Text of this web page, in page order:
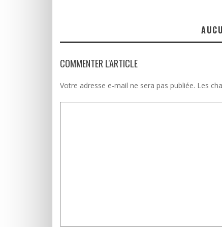
COMMENTER L'ARTICLE
Votre adresse e-mail ne sera pas publiée. Les